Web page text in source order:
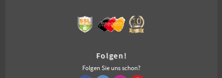
Folgen!
Folgen Sie uns schon?